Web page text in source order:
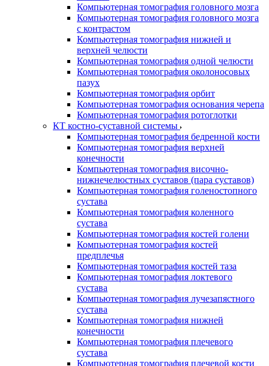
Компьютерная томография головного мозга
Компьютерная томография головного мозга
с контрастом
Компьютерная томография нижней и
верхней челюсти
Компьютерная томография одной челюсти
Компьютерная томография околоносовых
пазух
Компьютерная томография орбит
Компьютерная томография основания черепа
Компьютерная томография ротоглотки
КТ костно-суставной системы
Компьютерная томография бедренной кости
Компьютерная томография верхней
конечности
Компьютерная томография височно-
нижнечелюстных суставов (пара суставов)
Компьютерная томография голеностопного
сустава
Компьютерная томография коленного
сустава
Компьютерная томография костей голени
Компьютерная томография костей
предплечья
Компьютерная томография костей таза
Компьютерная томография локтевого
сустава
Компьютерная томография лучезапястного
сустава
Компьютерная томография нижней
конечности
Компьютерная томография плечевого
сустава
Компьютерная томография плечевой кости